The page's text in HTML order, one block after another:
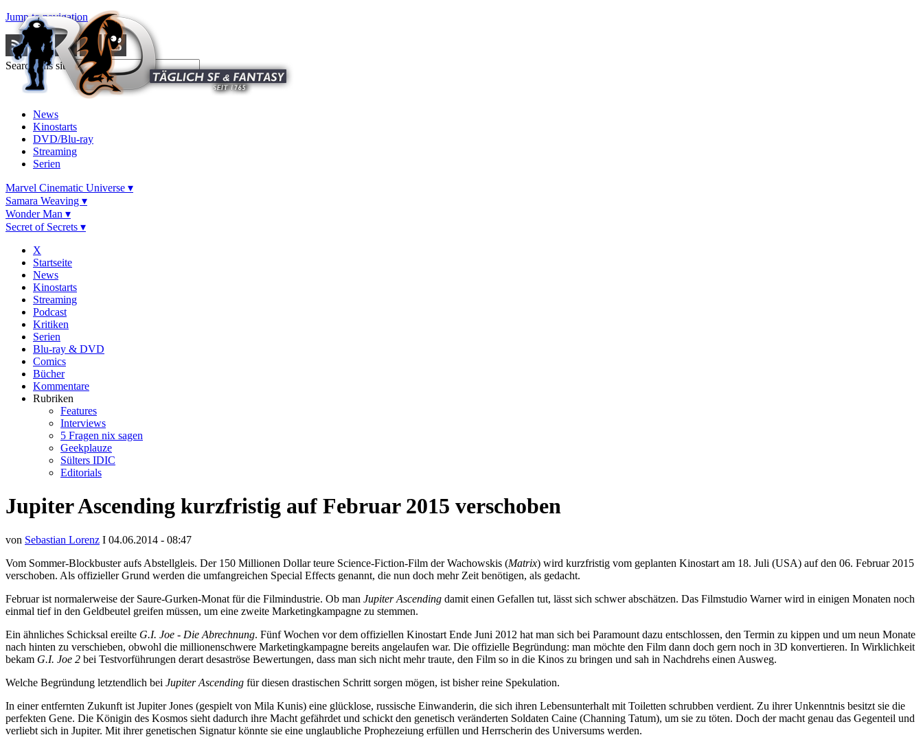
Jump to navigation
Search this site
News
Kinostarts
DVD/Blu-ray
Streaming
Serien
Marvel Cinematic Universe ▾
Samara Weaving ▾
Wonder Man ▾
Secret of Secrets ▾
X
Startseite
News
Kinostarts
Streaming
Podcast
Kritiken
Serien
Blu-ray & DVD
Comics
Bücher
Kommentare
Rubriken
Features
Interviews
5 Fragen nix sagen
Geekplauze
Sülters IDIC
Editorials
Jupiter Ascending kurzfristig auf Februar 2015 verschoben
von Sebastian Lorenz I 04.06.2014 - 08:47
Vom Sommer-Blockbuster aufs Abstellgleis. Der 150 Millionen Dollar teure Science-Fiction-Film der Wachowskis (Matrix) wird kurzfristig vom geplanten Kinostart am 18. Juli (USA) auf den 06. Februar 2015
verschoben. Als offizieller Grund werden die umfangreichen Special Effects genannt, die nun doch mehr Zeit benötigen, als gedacht.
Februar ist normalerweise der Saure-Gurken-Monat für die Filmindustrie. Ob man Jupiter Ascending damit einen Gefallen tut, lässt sich schwer abschätzen. Das Filmstudio Warner wird in einigen Monaten noch
einmal tief in den Geldbeutel greifen müssen, um eine zweite Marketingkampagne zu stemmen.
Ein ähnliches Schicksal ereilte G.I. Joe - Die Abrechnung. Fünf Wochen vor dem offiziellen Kinostart Ende Juni 2012 hat man sich bei Paramount dazu entschlossen, den Termin zu kippen und um neun Monate
nach hinten zu verschieben, obwohl die millionenschwere Marketingkampagne bereits angelaufen war. Die offizielle Begründung: man möchte den Film dann doch gern noch in 3D konvertieren. In Wirklichkeit
bekam G.I. Joe 2 bei Testvorführungen derart desaströse Bewertungen, dass man sich nicht mehr traute, den Film so in die Kinos zu bringen und sah in Nachdrehs einen Ausweg.
Welche Begründung letztendlich bei Jupiter Ascending für diesen drastischen Schritt sorgen mögen, ist bisher reine Spekulation.
In einer entfernten Zukunft ist Jupiter Jones (gespielt von Mila Kunis) eine glücklose, russische Einwanderin, die sich ihren Lebensunterhalt mit Toiletten schrubben verdient. Zu ihrer Unkenntnis besitzt sie die
perfekten Gene. Die Königin des Kosmos sieht dadurch ihre Macht gefährdet und schickt den genetisch veränderten Soldaten Caine (Channing Tatum), um sie zu töten. Doch der macht genau das Gegenteil und
verliebt sich in Jupiter. Mit ihrer genetischen Signatur könnte sie eine unglaubliche Prophezeiung erfüllen und Herrscherin des Universums werden.